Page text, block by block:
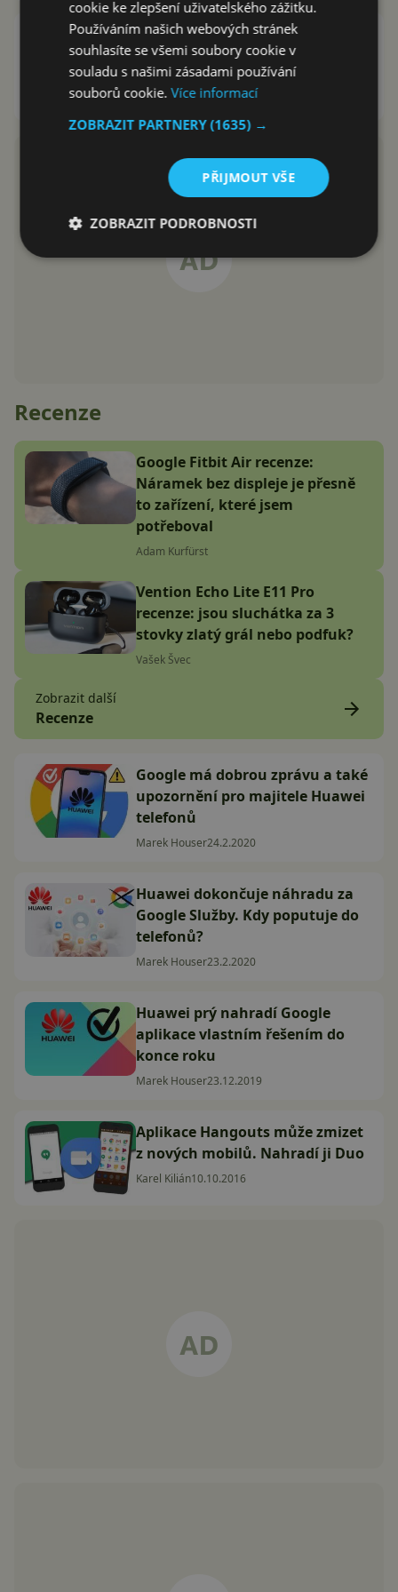
Čekal tohle někdo? Huawei
Mobile Services nyní využívá 400
milionů aktivních uživatelů
Jakub Kárník 27.3.2020
Recenze
Google Fitbit Air recenze:
Náramek bez displeje je přesně
to zařízení, které jsem
potřeboval
Adam Kurfürst
Vention Echo Lite E11 Pro
recenze: jsou sluchátka za 3
stovky zlatý grál nebo podfuk?
Vašek Švec
Zobrazit další
Recenze
Google má dobrou zprávu a také
upozornění pro majitele Huawei
telefonů
Marek Houser24.2.2020
Huawei dokončuje náhradu za
Google Služby. Kdy poputuje do
telefonů?
Marek Houser23.2.2020
Huawei prý nahradí Google
aplikace vlastním řešením do
konce roku
Marek Houser23.12.2019
Aplikace Hangouts může zmizet
z nových mobilů. Nahradí ji Duo
Karel Kilián10.10.2016
cookie ke zlepšení uživatelského zážitku.
Používáním našich webových stránek
souhlasíte se všemi soubory cookie v
souladu s našimi zásadami používání
souborů cookie.Více informací
ZOBRAZIT PARTNERY(1635) →
PŘIJMOUT VŠE
ZOBRAZIT PODROBNOSTI